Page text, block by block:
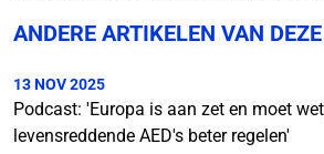
ANDERE ARTIKELEN VAN
13 NOV 2025
Podcast: 'Europa is aan zet en moet
levensreddende AED's beter regelen'